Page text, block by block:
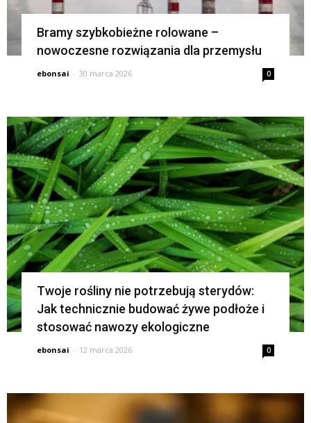
Bramy szybkobieżne rolowane –
nowoczesne rozwiązania dla przemysłu
ebonsai - 30 marca 2026 0
Twoje rośliny nie potrzebują sterydów:
Jak technicznie budować żywe podłoże i
stosować nawozy ekologiczne
ebonsai - 12 marca 2026 0